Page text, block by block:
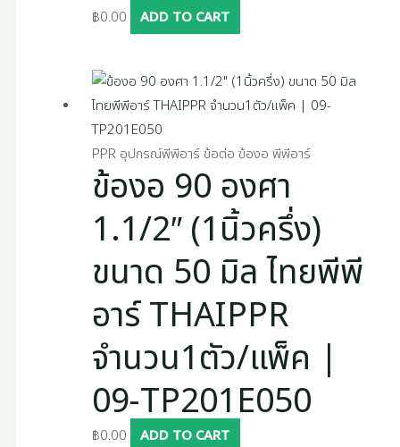
฿0.00 ADD TO CART
PPR อุปกรณ์พีพีอาร์ ข้อต่อ ข้องอ พีพีอาร์
ข้องอ 90 องศา
1.1/2″ (1นิ้วครึ่ง)
ขนาด 50 มิล ไทยพีพี
อาร์ THAIPPR
จำนวน1ตัว/แพ็ค |
09-TP201E050
฿0.00 ADD TO CART